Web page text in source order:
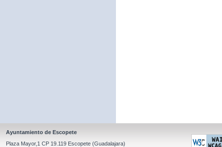
Ayuntamiento de Escopete
Plaza Mayor,1 CP 19.119 Escopete (Guadalajara)